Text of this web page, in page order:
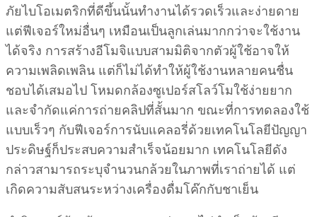
ภัยไบโอเมตริกที่ดีขึ้นนั้นทำงานได้รวดเร็วและง่ายดาย
แต่ฟีเจอร์ใหม่อื่นๆ เหมือนเป็นลูกเล่นมากกว่าจะใช้งาน
ได้จริง การสร้างอีโมจิแบบสามมิติจากตัวผู้ใช้อาจให้
ความเพลิดเพลิน แต่ก็ไม่ได้ทำให้ผู้ใช้งานหลายคนชื่น
ชอบได้เสมอไป โหมดกล้องซูเปอร์สโลว์โมใช้ง่ายยาก
และจำกัดแค่การถ่ายคลิปที่สั้นมาก ขณะที่การทดลองใช้
แบบเร็วๆ กับฟีเจอร์การนับแคลอรี่ด้วยเทคโนโลยีปัญญา
ประดิษฐ์ก็ประสบความสำเร็จน้อยมาก เทคโนโลยีดัง
กล่าวสามารถระบุจำนวนกล้วยในภาพที่เราถ่ายได้ แต่
เกิดความสับสนระหว่างเครื่องดื่มโค๊กกับชาเย็น